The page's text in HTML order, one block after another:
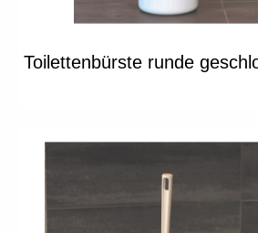
Toilettenbürste runde